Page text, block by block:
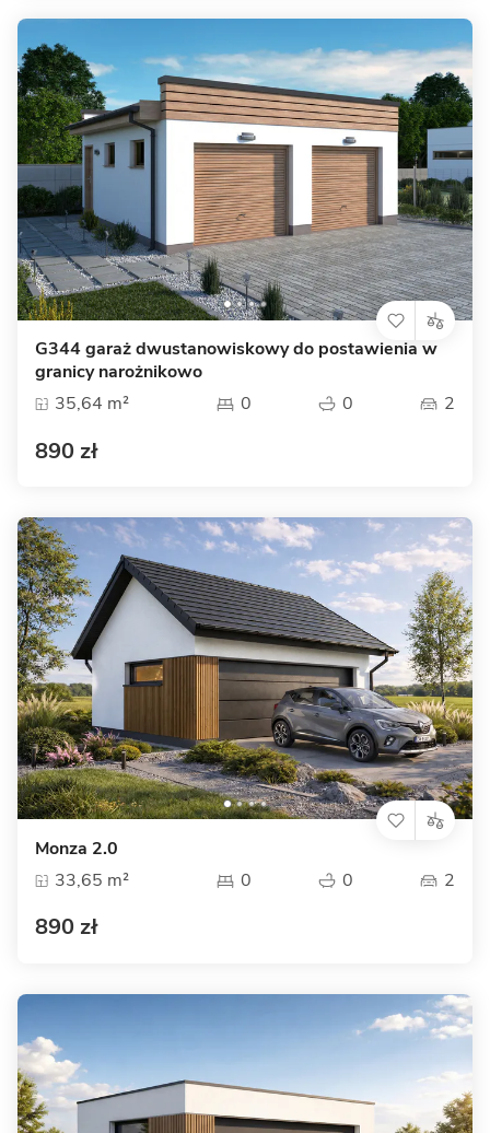
G344 garaż dwustanowiskowy do postawienia w
granicy narożnikowo
35,64 m²
0 0 2
890 zł
Monza 2.0
33,65 m²
0 0 2
890 zł